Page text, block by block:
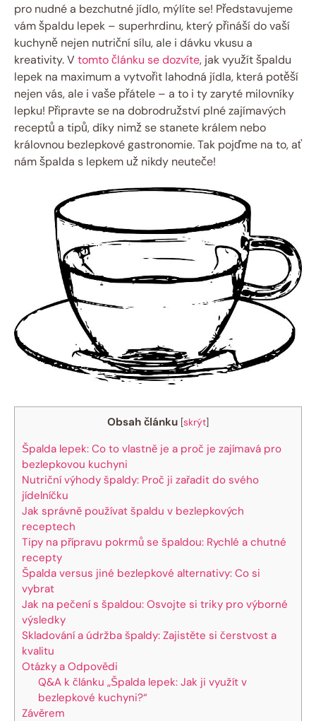
pro nudné a bezchutné jídlo,​ mýlíte se! Představujeme
vám⁣ špaldu lepek – superhrdinu, který přináší do vaší
kuchyně nejen nutriční⁢ sílu, ale i dávku vkusu a
kreativity. V tomto článku se dozvíte, jak⁣ využít špaldu
lepek⁢ na maximum a vytvořit lahodná jídla,⁤ která potěší
nejen ‌vás, ale i vaše‍ přátele – a to i ty⁣ zaryté milovníky
lepku!​ Připravte⁣ se na‌ dobrodružství plné⁢ zajímavých
receptů a tipů,‍ díky nimž‌ se stanete králem nebo
královnou bezlepkové gastronomie. Tak pojďme na to, ať
nám špalda s lepkem už nikdy neuteče!
Obsah článku [skrýt]
Špalda lepek: Co to ⁣vlastně ‍je a proč je zajímavá pro⁢
bezlepkovou ⁤kuchyni
Nutriční výhody špaldy: Proč ji zařadit do svého
jídelníčku
Jak‍ správně ⁢používat špaldu v bezlepkových
⁢receptech
Tipy na přípravu pokrmů‌ se​ špaldou: Rychlé a chutné
recepty
Špalda⁢ versus⁣ jiné bezlepkové alternativy: Co si⁢
vybrat
Jak na⁣ pečení‍ s špaldou: Osvojte si triky⁣ pro výborné
výsledky
Skladování a údržba špaldy: Zajistěte si čerstvost⁢ a
kvalitu
Otázky a Odpovědi
Q&A‍ k článku „Špalda lepek: Jak ji⁣ využít v
bezlepkové ​kuchyni?“
Závěrem